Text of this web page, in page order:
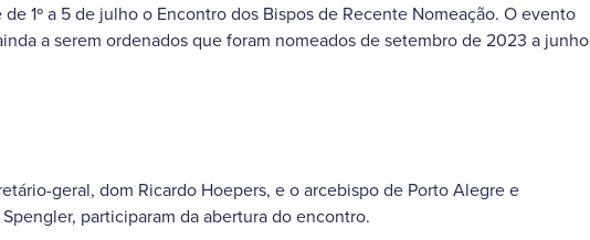
1º a 5 de julho o Encontro dos Bispos de Recente Nomeação. O evento
a serem ordenados que foram nomeados de setembro de 2023 a junho
geral, dom Ricardo Hoepers, e o arcebispo de Porto Alegre e
participaram da abertura do encontro.